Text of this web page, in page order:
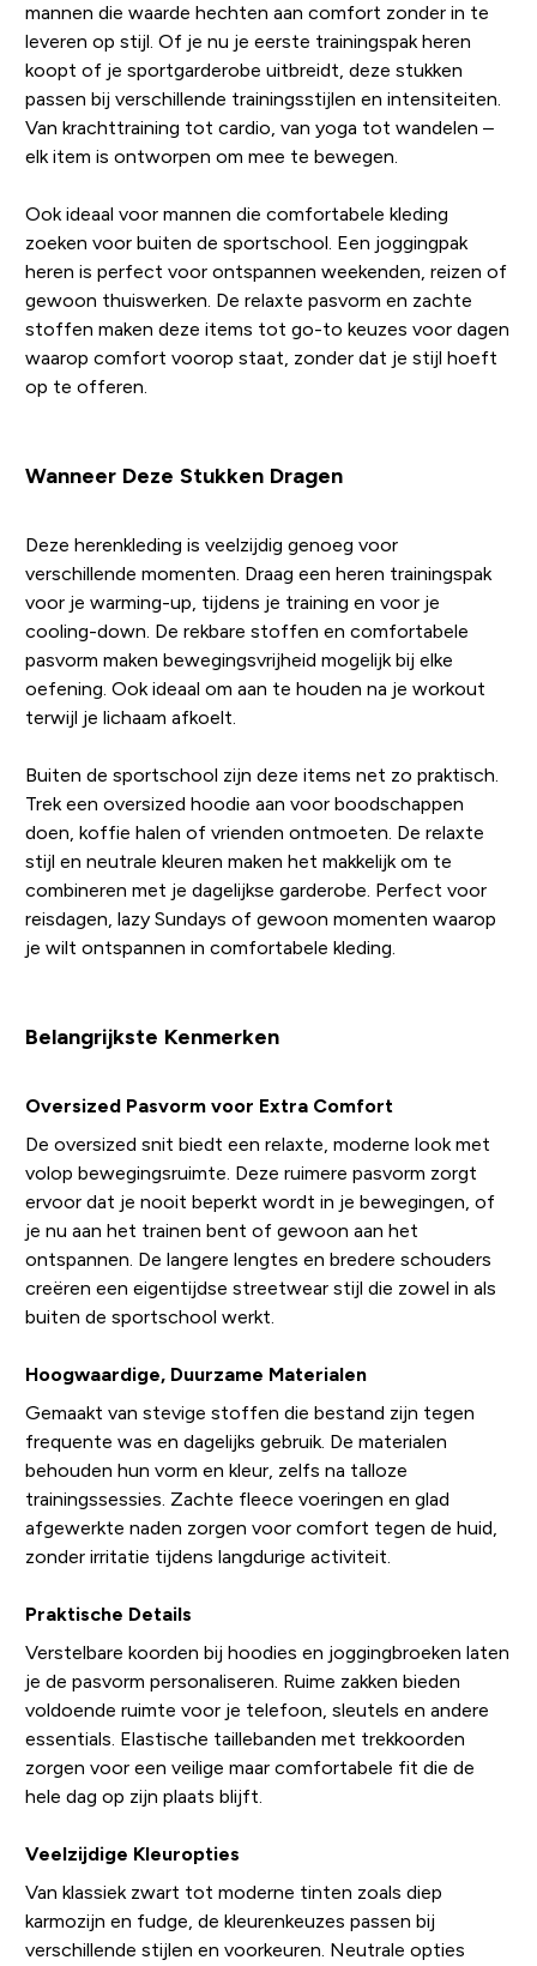
mannen die waarde hechten aan comfort zonder in te
leveren op stijl. Of je nu je eerste trainingspak heren
koopt of je sportgarderobe uitbreidt, deze stukken
passen bij verschillende trainingsstijlen en intensiteiten.
Van krachttraining tot cardio, van yoga tot wandelen –
elk item is ontworpen om mee te bewegen.
Ook ideaal voor mannen die comfortabele kleding
zoeken voor buiten de sportschool. Een joggingpak
heren is perfect voor ontspannen weekenden, reizen of
gewoon thuiswerken. De relaxte pasvorm en zachte
stoffen maken deze items tot go-to keuzes voor dagen
waarop comfort voorop staat, zonder dat je stijl hoeft
op te offeren.
Wanneer Deze Stukken Dragen
Deze herenkleding is veelzijdig genoeg voor
verschillende momenten. Draag een heren trainingspak
voor je warming-up, tijdens je training en voor je
cooling-down. De rekbare stoffen en comfortabele
pasvorm maken bewegingsvrijheid mogelijk bij elke
oefening. Ook ideaal om aan te houden na je workout
terwijl je lichaam afkoelt.
Buiten de sportschool zijn deze items net zo praktisch.
Trek een oversized hoodie aan voor boodschappen
doen, koffie halen of vrienden ontmoeten. De relaxte
stijl en neutrale kleuren maken het makkelijk om te
combineren met je dagelijkse garderobe. Perfect voor
reisdagen, lazy Sundays of gewoon momenten waarop
je wilt ontspannen in comfortabele kleding.
Belangrijkste Kenmerken
Oversized Pasvorm voor Extra Comfort
De oversized snit biedt een relaxte, moderne look met
volop bewegingsruimte. Deze ruimere pasvorm zorgt
ervoor dat je nooit beperkt wordt in je bewegingen, of
je nu aan het trainen bent of gewoon aan het
ontspannen. De langere lengtes en bredere schouders
creëren een eigentijdse streetwear stijl die zowel in als
buiten de sportschool werkt.
Hoogwaardige, Duurzame Materialen
Gemaakt van stevige stoffen die bestand zijn tegen
frequente was en dagelijks gebruik. De materialen
behouden hun vorm en kleur, zelfs na talloze
trainingssessies. Zachte fleece voeringen en glad
afgewerkte naden zorgen voor comfort tegen de huid,
zonder irritatie tijdens langdurige activiteit.
Praktische Details
Verstelbare koorden bij hoodies en joggingbroeken laten
je de pasvorm personaliseren. Ruime zakken bieden
voldoende ruimte voor je telefoon, sleutels en andere
essentials. Elastische taillebanden met trekkoorden
zorgen voor een veilige maar comfortabele fit die de
hele dag op zijn plaats blijft.
Veelzijdige Kleuropties
Van klassiek zwart tot moderne tinten zoals diep
karmozijn en fudge, de kleurenkeuzes passen bij
verschillende stijlen en voorkeuren. Neutrale opties